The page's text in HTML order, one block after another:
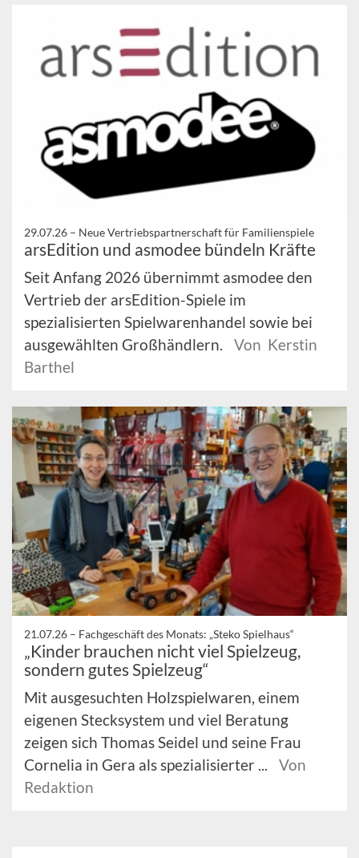
29.07.26 – Neue Vertriebspartnerschaft für Familienspiele
arsEdition und asmodee bündeln Kräfte
Seit Anfang 2026 übernimmt asmodee den
Vertrieb der arsEdition-Spiele im
spezialisierten Spielwarenhandel sowie bei
ausgewählten Großhändlern.
Von Kerstin
Barthel
21.07.26 – Fachgeschäft des Monats: „Steko Spielhaus“
„Kinder brauchen nicht viel Spielzeug,
sondern gutes Spielzeug“
Mit ausgesuchten Holzspielwaren, einem
eigenen Stecksystem und viel Beratung
zeigen sich Thomas Seidel und seine Frau
Cornelia in Gera als spezialisierter ...
Von
Redaktion